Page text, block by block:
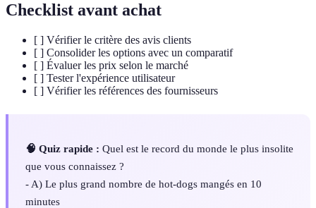
Checklist avant achat
[ ] Vérifier le critère des avis clients
[ ] Consolider les options avec un comparatif
[ ] Évaluer les prix selon le marché
[ ] Tester l'expérience utilisateur
[ ] Vérifier les références des fournisseurs
🧠 Quiz rapide : Quel est le record du monde le plus insolite
que vous connaissez ?
- A) Le plus grand nombre de hot-dogs mangés en 10
minutes